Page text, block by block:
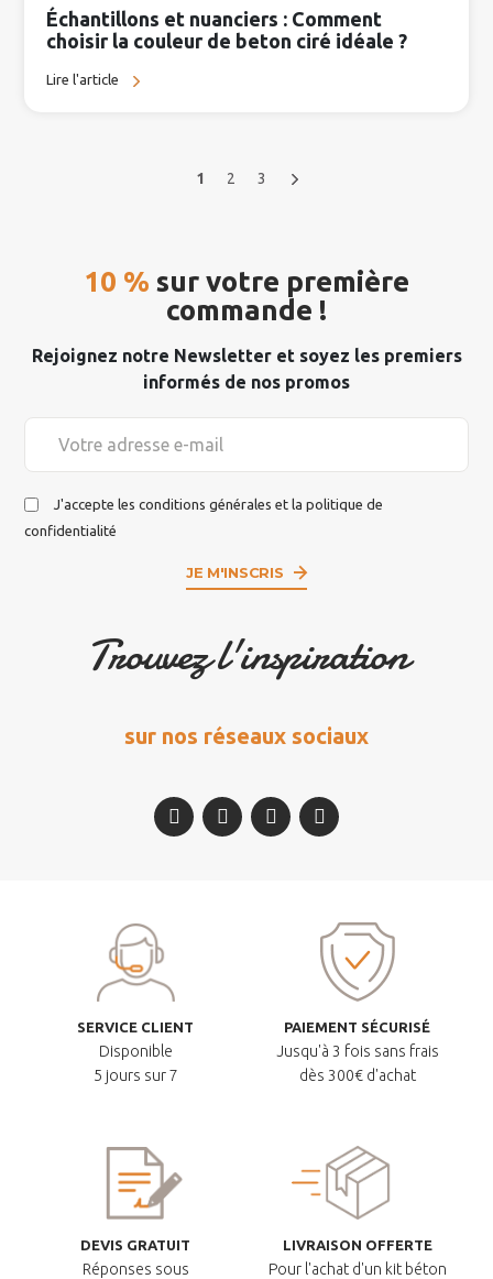
Échantillons et nuanciers : Comment
choisir la couleur de beton ciré idéale ?
Lire l'article
1 2 3
10 % sur votre première
commande !
Rejoignez notre Newsletter et soyez les premiers
informés de nos promos
J'accepte les conditions générales et la politique de
confidentialité
JE M'INSCRIS
Trouvez l'inspiration
sur nos réseaux sociaux
SERVICE CLIENT
Disponible
5 jours sur 7
PAIEMENT SÉCURISÉ
Jusqu'à 3 fois sans frais
dès 300€ d'achat
DEVIS GRATUIT
Réponses sous
LIVRAISON OFFERTE
Pour l'achat d'un kit béton